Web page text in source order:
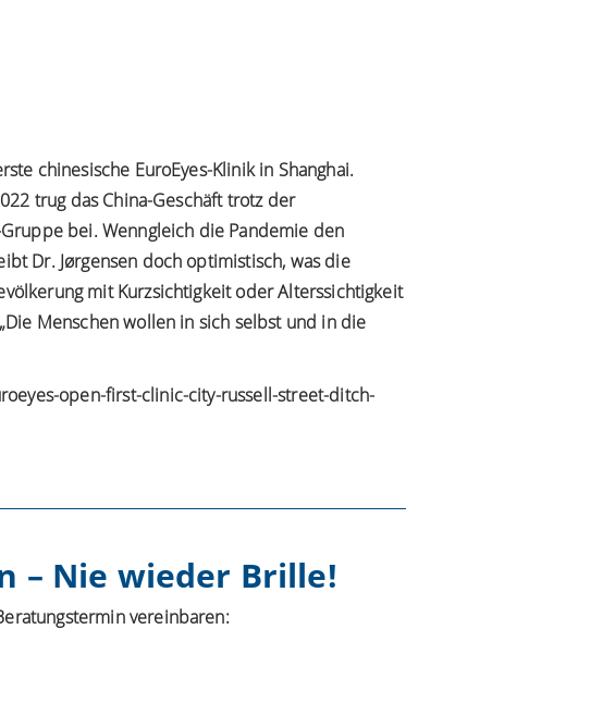
chinesische EuroEyes-Klinik in Shanghai.
trug das China-Geschäft trotz der
bei. Wenngleich die Pandemie den
Dr. Jørgensen doch optimistisch, was die
mit Kurzsichtigkeit oder Alterssichtigkeit
Menschen wollen in sich selbst und in die
open-first-clinic-city-russell-street-ditch-
– Nie wieder Brille!
vereinbaren: